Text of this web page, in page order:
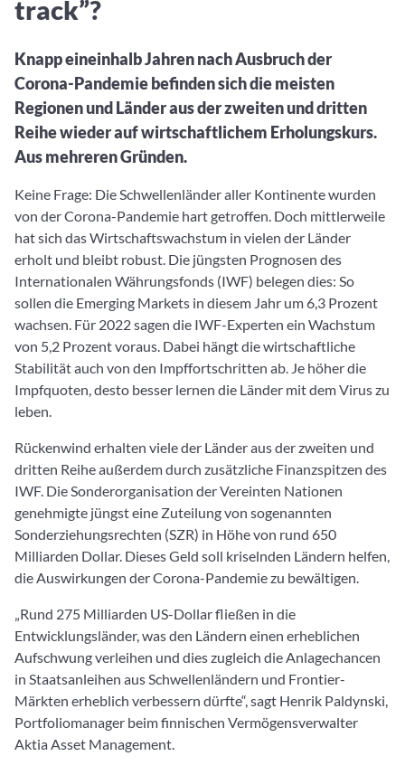
Alles, was Sie zu Fonds und ETFs wissen müssen – so
investieren Sie richtig
Aktuelle Rankings und Beiträge zu den besten Fonds aus
vielen Peergroups
2. Fonds auswählen
Übersichtlich bis zu 10 Fonds aus über 35.000
Produkten vergleichen
Hier sind Ihre gemerkten Produkte und aktiven
Preis-/Performance-Alarme
3. Investieren
Portfolios
Eigene Portfolios und jene, denen Sie folgen
Finanzdienstleister
Finanzdienstleister
Community-Partner
Informationen und Beiträge unserer Community-
Partner
Webinar verpasst? Hier gibt es Aufnahmen unserer
Online-Veranstaltungen.
track”?
Knapp eineinhalb Jahren nach Ausbruch der
Corona-Pandemie befinden sich die meisten
Regionen und Länder aus der zweiten und dritten
Reihe wieder auf wirtschaftlichem Erholungskurs.
Aus mehreren Gründen.
Keine Frage: Die Schwellenländer aller Kontinente wurden
von der Corona-Pandemie hart getroffen. Doch mittlerweile
hat sich das Wirtschaftswachstum in vielen der Länder
erholt und bleibt robust. Die jüngsten Prognosen des
Internationalen Währungsfonds (IWF) belegen dies: So
sollen die Emerging Markets in diesem Jahr um 6,3 Prozent
wachsen. Für 2022 sagen die IWF-Experten ein Wachstum
von 5,2 Prozent voraus. Dabei hängt die wirtschaftliche
Stabilität auch von den Impffortschritten ab. Je höher die
Impfquoten, desto besser lernen die Länder mit dem Virus zu
leben.
Rückenwind erhalten viele der Länder aus der zweiten und
dritten Reihe außerdem durch zusätzliche Finanzspitzen des
IWF. Die Sonderorganisation der Vereinten Nationen
genehmigte jüngst eine Zuteilung von sogenannten
Sonderziehungsrechten (SZR) in Höhe von rund 650
Milliarden Dollar. Dieses Geld soll kriselnden Ländern helfen,
die Auswirkungen der Corona-Pandemie zu bewältigen.
„Rund 275 Milliarden US-Dollar fließen in die
Entwicklungsländer, was den Ländern einen erheblichen
Aufschwung verleihen und dies zugleich die Anlagechancen
in Staatsanleihen aus Schwellenländern und Frontier-
Märkten erheblich verbessern dürfte“, sagt Henrik Paldynski,
Portfoliomanager beim finnischen Vermögensverwalter
Aktia Asset Management.